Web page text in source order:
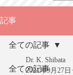
記事
全ての記事
全ての記事
Dr. K. Shibata
2021年9月27日